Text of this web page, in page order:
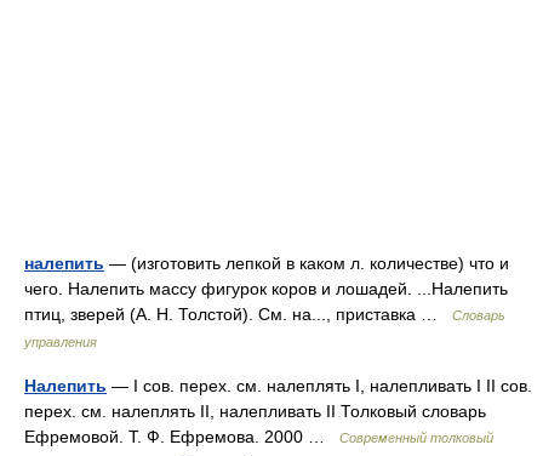
налепить — (изготовить лепкой в каком л. количестве) что и
чего. Налепить массу фигурок коров и лошадей. ...Налепить
птиц, зверей (А. Н. Толстой). См. на..., приставка …
Словарь
управления
Налепить — I сов. перех. см. налеплять I, налепливать I II сов.
перех. см. налеплять II, налепливать II Толковый словарь
Ефремовой. Т. Ф. Ефремова. 2000 …
Современный толковый